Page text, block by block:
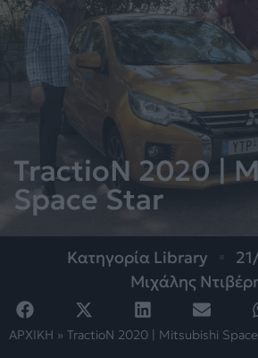
TractioN 2020 |
Space Star
Κατηγορία Library
Μιχάλης
ΑΡΧΙΚΗ » TractioN 2020 | Mitsubishi